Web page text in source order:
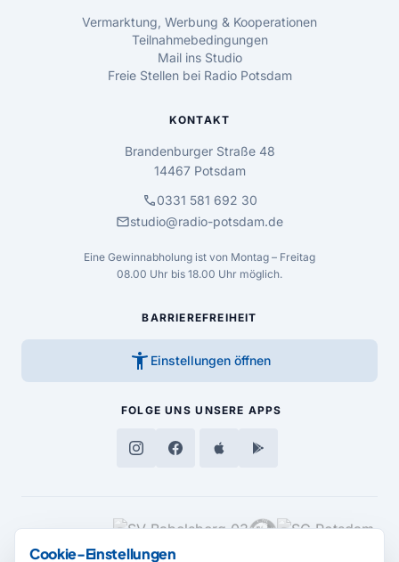
Vermarktung, Werbung & Kooperationen
Teilnahmebedingungen
Mail ins Studio
Freie Stellen bei Radio Potsdam
KONTAKT
Brandenburger Straße 48
14467 Potsdam
call0331 581 692 30
mailstudio@radio-potsdam.de
Eine Gewinnabholung ist von Montag – Freitag
08.00 Uhr bis 18.00 Uhr möglich.
BARRIEREFREIHEIT
accessibility_new Einstellungen öffnen
FOLGE UNS UNSERE APPS
MEDIENPARTNER
Cookie-Einstellungen